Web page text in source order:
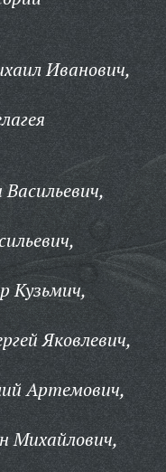
Иванович,
Кузьмич,
Яковлевич,
Артемович,
Михайлович,